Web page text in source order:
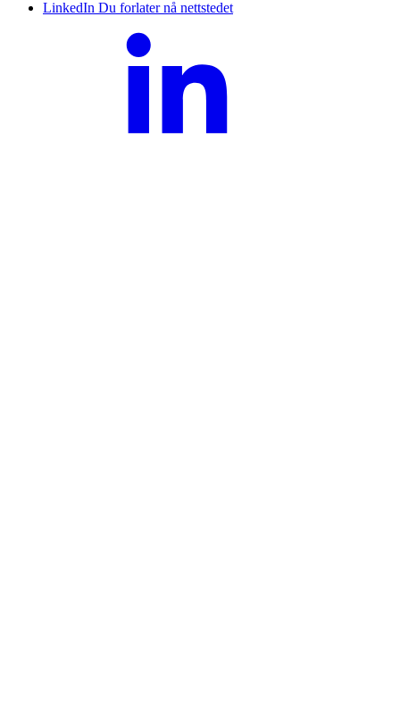
LinkedIn Du forlater nå nettstedet